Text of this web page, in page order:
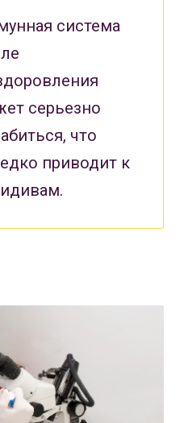
система
серьезно
что
приводит к